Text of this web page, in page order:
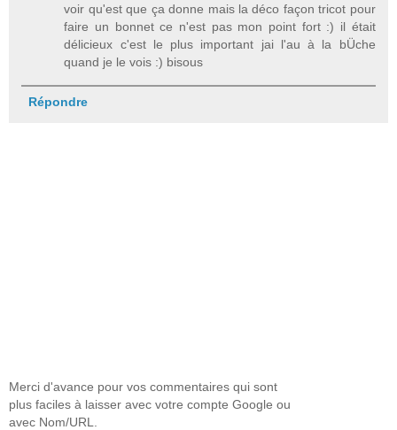
voir qu'est que ça donne mais la déco façon tricot pour
faire un bonnet ce n'est pas mon point fort :) il était
délicieux c'est le plus important jai l'au à la bÜche
quand je le vois :) bisous
Répondre
Merci d'avance pour vos commentaires qui sont
plus faciles à laisser avec votre compte Google ou
avec Nom/URL.